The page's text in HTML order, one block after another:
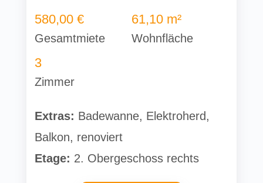
580,00 €
Gesamtmiete
61,10 m²
Wohnfläche
3
Zimmer
Extras: Badewanne, Elektroherd,
Balkon, renoviert
Etage: 2. Obergeschoss rechts